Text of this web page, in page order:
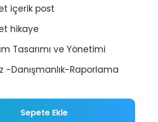
içerik post
hikaye
Tasarımı ve Yönetimi
-Danışmanlık-Raporlama
Sepete Ekle